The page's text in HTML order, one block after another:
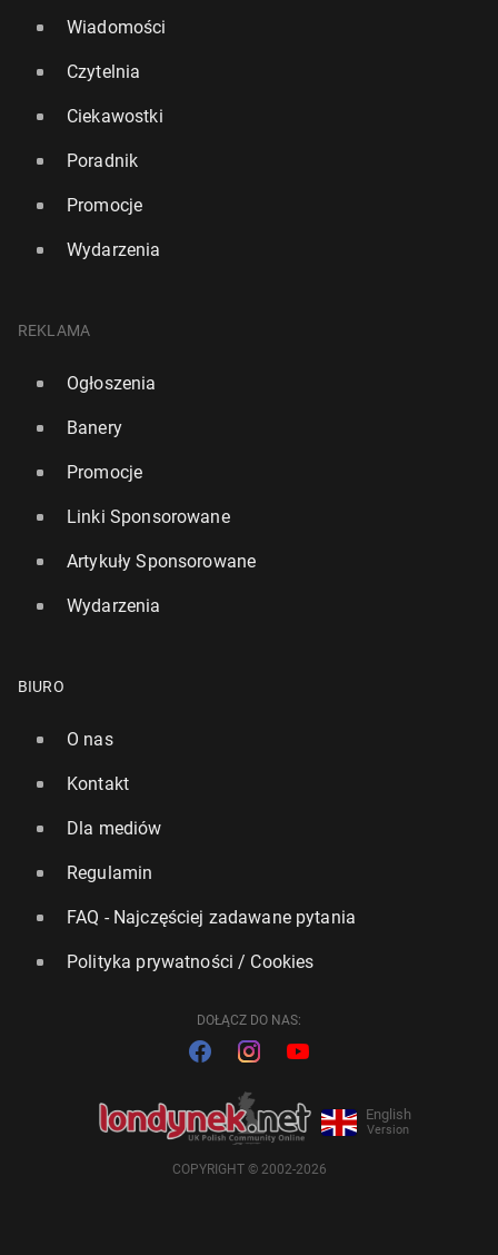
Wiadomości
Czytelnia
Ciekawostki
Poradnik
Promocje
Wydarzenia
REKLAMA
Ogłoszenia
Banery
Promocje
Linki Sponsorowane
Artykuły Sponsorowane
Wydarzenia
BIURO
O nas
Kontakt
Dla mediów
Regulamin
FAQ - Najczęściej zadawane pytania
Polityka prywatności / Cookies
DOŁĄCZ DO NAS:
English
Version
COPYRIGHT © 2002-2026